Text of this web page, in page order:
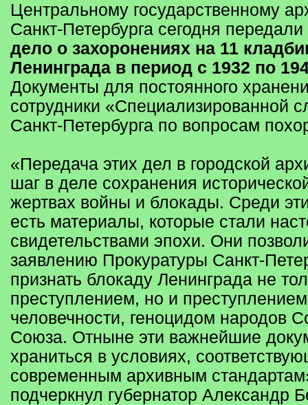
Центральному государственному
Санкт‑Петербурга сегодня передали
дело о захоронениях на 11
Ленинграда в период с 1932 по
Документы для постоянного
сотрудники «Специализированной
Санкт‑Петербурга по вопросам
«Передача этих дел в городской
шаг в деле сохранения
жертвах войны и блокады. Среди
есть материалы, которые стали
свидетельствами эпохи. Они
заявлению Прокуратуры
признать блокаду Ленинграда не
преступлением, но и
человечности, геноцидом народов
Союза. Отныне эти важнейшие
храниться в условиях,
современным архивным
подчеркнул губернатор Александр